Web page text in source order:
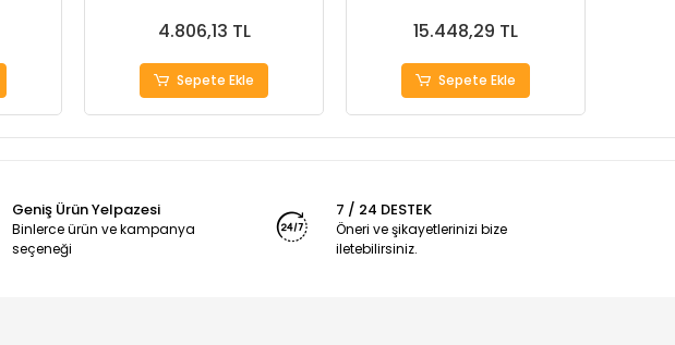
4.806,13 TL
Sepete Ekle
15.448,29 TL
Sepete Ekle
Geniş Ürün Yelpazesi
Binlerce ürün ve kampanya
seçeneği
7 / 24 DESTEK
Öneri ve şikayetlerinizi bize
iletebilirsiniz.